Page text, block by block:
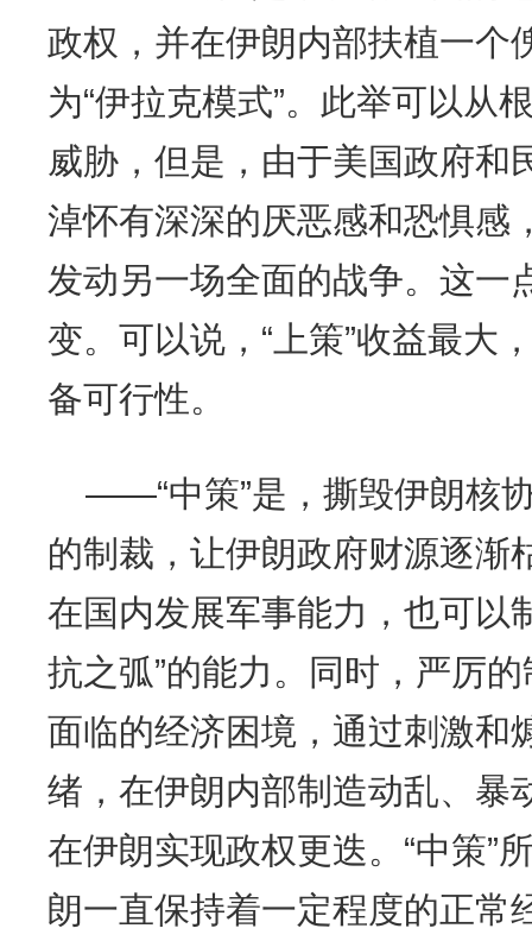
政权，并在伊朗内部扶植一个
为“伊拉克模式”。此举可以从
威胁，但是，由于美国政府和
淖怀有深深的厌恶感和恐惧感
发动另一场全面的战争。这一
变。可以说，“上策”收益最大
备可行性。
——“中策”是，撕毁伊朗核
的制裁，让伊朗政府财源逐渐
在国内发展军事能力，也可以
抗之弧”的能力。同时，严厉
面临的经济困境，通过刺激和
绪，在伊朗内部制造动乱、暴
在伊朗实现政权更迭。“中策”
朗一直保持着一定程度的正常